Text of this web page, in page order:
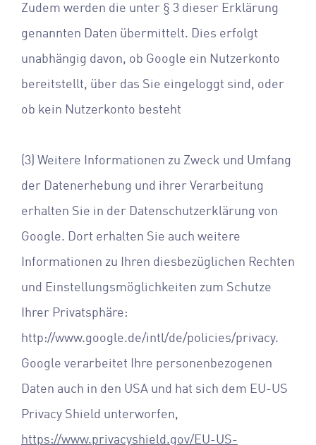
Zudem werden die unter § 3 dieser Erklärung
genannten Daten übermittelt. Dies erfolgt
unabhängig davon, ob Google ein Nutzerkonto
bereitstellt, über das Sie eingeloggt sind, oder
ob kein Nutzerkonto besteht
(3) Weitere Informationen zu Zweck und Umfang
der Datenerhebung und ihrer Verarbeitung
erhalten Sie in der Datenschutzerklärung von
Google. Dort erhalten Sie auch weitere
Informationen zu Ihren diesbezüglichen Rechten
und Einstellungsmöglichkeiten zum Schutze
Ihrer Privatsphäre:
http://www.google.de/intl/de/policies/privacy.
Google verarbeitet Ihre personenbezogenen
Daten auch in den USA und hat sich dem EU-US
Privacy Shield unterworfen,
https://www.privacyshield.gov/EU-US-